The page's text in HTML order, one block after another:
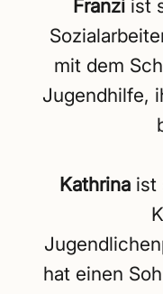
Franziist
mit dem
Jugendhilfe,
Kathrina ist
hat einen